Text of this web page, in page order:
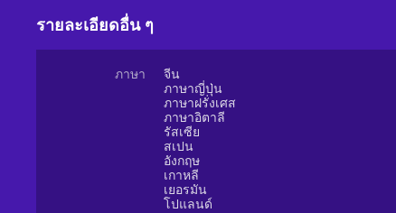
รายละเอียดอื่น ๆ
ภาษา
จีน
ภาษาญี่ปุ่น
ภาษาฝรั่งเศส
ภาษาอิตาลี
รัสเซีย
สเปน
อังกฤษ
เกาหลี
เยอรมัน
โปแลนด์